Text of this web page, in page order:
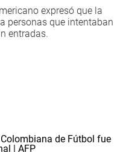
expresó que la
personas que intentaban
entradas.